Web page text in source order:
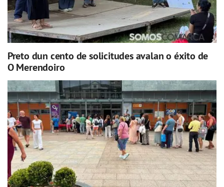
Preto dun cento de solicitudes avalan o éxito de
O Merendoiro